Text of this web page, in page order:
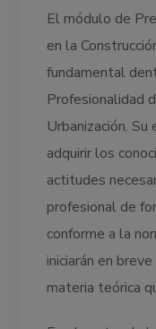
El módulo de
en la
fundamental
Profesionalidad
Urbanización.
adquirir los
actitudes
profesional de
conforme a la
iniciarán en
materia teórica